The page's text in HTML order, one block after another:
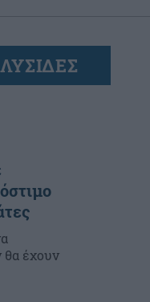
θα έχουν